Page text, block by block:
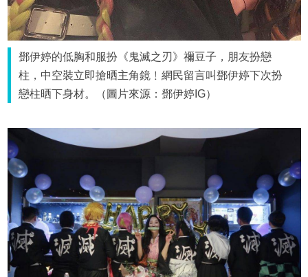
鄧伊婷的低胸和服扮《鬼滅之刃》禰豆子，朋友扮戀
柱，中空裝立即搶晒主角鏡﹗網民留言叫鄧伊婷下次扮
戀柱晒下身材。（圖片來源：鄧伊婷IG）